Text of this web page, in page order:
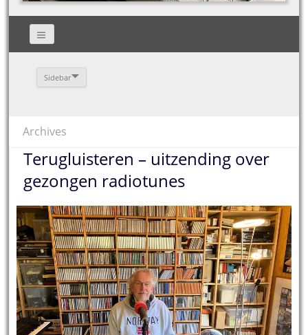
Sidebar
Archives
Terugluisteren – uitzending over
gezongen radiotunes